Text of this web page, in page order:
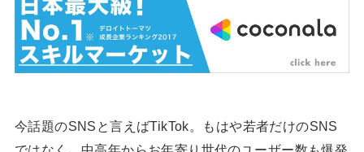
今話題のSNSと言えばTikTok。もはや若者だけのSNS